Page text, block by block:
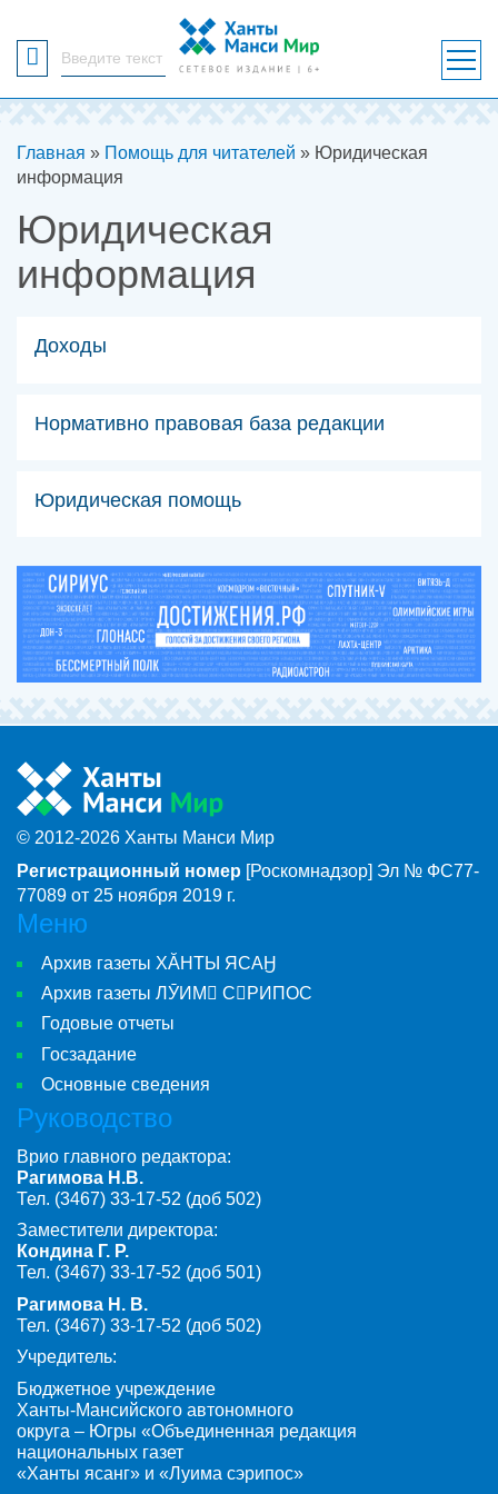
Форма
поиска
Вы здесь
Главная » Помощь для читателей » Юридическая
информация
Юридическая
информация
Доходы
Нормативно правовая база редакции
Юридическая помощь
© 2012-2026 Ханты Манси Мир
Регистрационный номер [Роскомнадзор] Эл № ФС77-
77089 от 25 ноября 2019 г.
Меню
Архив газеты ХӐНТЫ ЯСАӇ
Архив газеты ЛӮИМ СРИПОС
Годовые отчеты
Госзадание
Основные сведения
Руководство
Врио главного редактора:
Рагимова Н.В.
Тел. (3467) 33-17-52 (доб 502)
Заместители директора:
Кондина Г. Р.
Тел. (3467) 33-17-52 (доб 501)
Рагимова Н. В.
Тел. (3467) 33-17-52 (доб 502)
Учредитель:
Бюджетное учреждение
Ханты-Мансийского автономного
округа – Югры «Объединенная редакция
национальных газет
«Ханты ясанг» и «Луима сэрипос»